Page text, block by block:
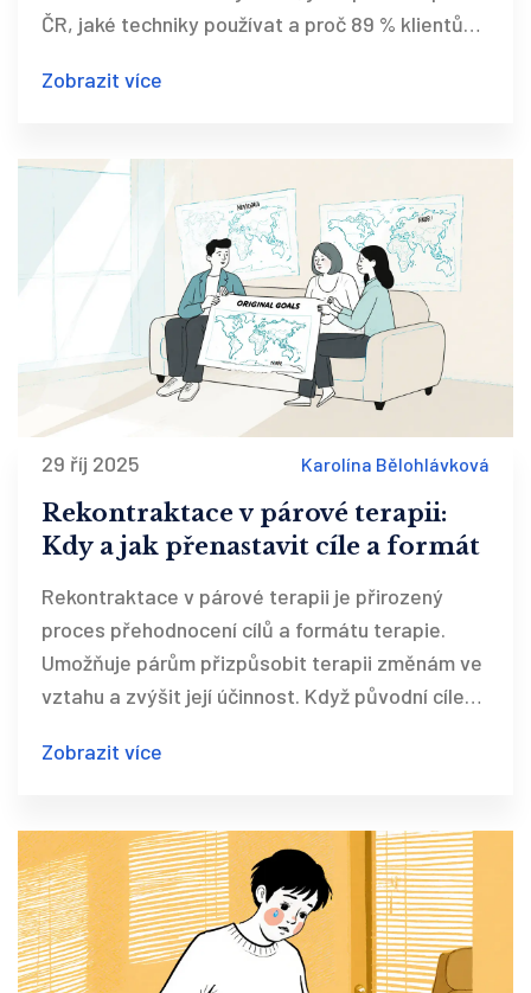
ČR, jaké techniky používat a proč 89 % klientů
Zobrazit více
29 říj 2025 Karolína Bělohlávková
Rekontraktace v párové terapii:
Kdy a jak přenastavit cíle a formát
Rekontraktace v párové terapii je přirozený
proces přehodnocení cílů a formátu terapie.
Umožňuje párům přizpůsobit terapii změnám ve
vztahu a zvýšit její účinnost. Když původní cíle
Zobrazit více